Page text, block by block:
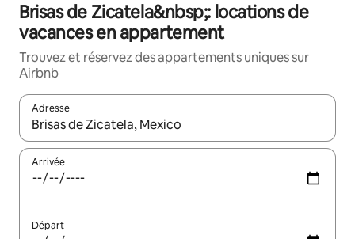
Brisas de Zicatela&nbsp;: locations de
vacances en appartement
Trouvez et réservez des appartements uniques sur
Airbnb
Adresse
Lorsque les résultats s'affichent, utilisez les flèches vers le
Arrivée
Départ